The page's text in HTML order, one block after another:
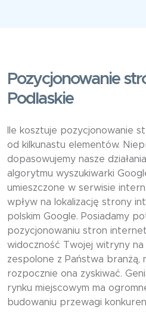
Pozycjonowanie
Podlaskie
Ile kosztuje pozycjonowanie
od kilkunastu elementów.
dopasowujemy nasze
algorytmu wyszukiwarki
umieszczone w serwisie
wpływ na lokalizację strony
polskim Google. Posiadamy
pozycjonowaniu stron
widoczność Twojej witryny
zespolone z Państwa branżą,
rozpocznie ona zyskiwać.
rynku miejscowym ma
budowaniu przewagi